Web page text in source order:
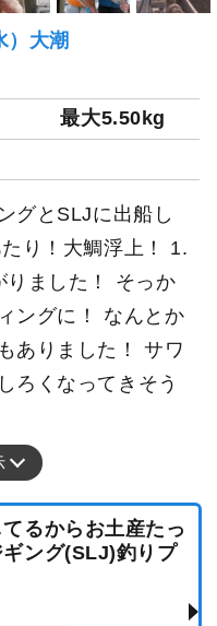
）大潮
最大5.50kg
グとSLJに出船し
り！大鯛浮上！ 1.
りました！ そっか
ングに！ なんとか
ありました！ サワ
ろくなってきそう
るからお土産たっ
ング(SLJ)釣りプ